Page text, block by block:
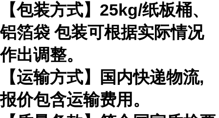
【包装方式】 25kg/纸板桶、
铝箔袋 包装可根据实际情况
作出调整。
【运输方式】国内快递物流,
报价包含运输费用。